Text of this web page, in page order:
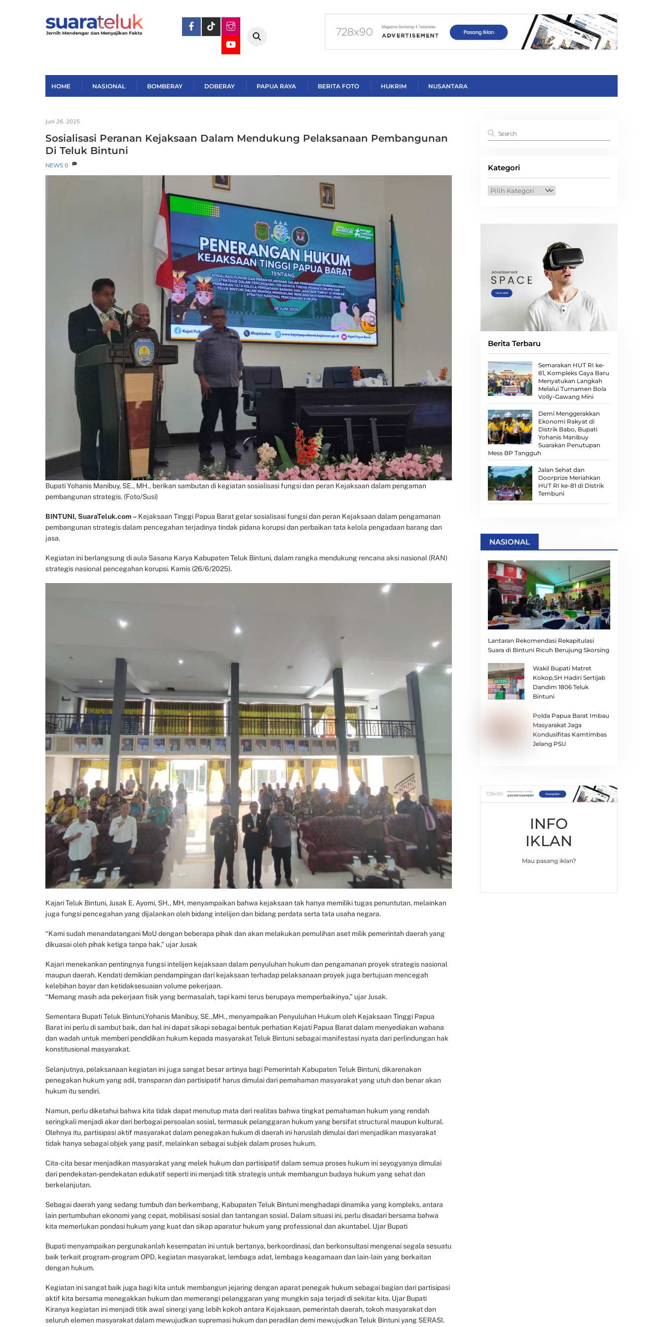
HOME NASIONAL BOMBERAY DOBERAY PAPUA RAYA BERITA FOTO HUKRIM NUSANTARA
Juni 26, 2025
Sosialisasi Peranan Kejaksaan Dalam Mendukung Pelaksanaan Pembangunan
Di Teluk Bintuni
NEWS 0
Bupati Yohanis Manibuy, SE., MH., berikan sambutan di kegiatan sosialisasi fungsi dan peran Kejaksaan dalam pengaman
pembangunan strategis. (Foto/Susi)
BINTUNI, SuaraTeluk.com – Kejaksaan Tinggi Papua Barat gelar sosialisasi fungsi dan peran Kejaksaan dalam pengamanan
pembangunan strategis dalam pencegahan terjadinya tindak pidana korupsi dan perbaikan tata kelola pengadaan barang dan
jasa.
Kegiatan ini berlangsung di aula Sasana Karya Kabupaten Teluk Bintuni, dalam rangka mendukung rencana aksi nasional (RAN)
strategis nasional pencegahan korupsi. Kamis (26/6/2025).
Kajari Teluk Bintuni, Jusak E. Ayomi, SH., MH, menyampaikan bahwa kejaksaan tak hanya memiliki tugas penuntutan, melainkan
juga fungsi pencegahan yang dijalankan oleh bidang intelijen dan bidang perdata serta tata usaha negara.
“Kami sudah menandatangani MoU dengan beberapa pihak dan akan melakukan pemulihan aset milik pemerintah daerah yang
dikuasai oleh pihak ketiga tanpa hak,” ujar Jusak
Kajari menekankan pentingnya fungsi intelijen kejaksaan dalam penyuluhan hukum dan pengamanan proyek strategis nasional
maupun daerah. Kendati demikian pendampingan dari kejaksaan terhadap pelaksanaan proyek juga bertujuan mencegah
kelebihan bayar dan ketidaksesuaian volume pekerjaan.
“Memang masih ada pekerjaan fisik yang bermasalah, tapi kami terus berupaya memperbaikinya,” ujar Jusak.
Sementara Bupati Teluk Bintuni,Yohanis Manibuy, SE.,MH., menyampaikan Penyuluhan Hukum oleh Kejaksaan Tinggi Papua
Barat ini perlu di sambut baik, dan hal ini dapat sikapi sebagai bentuk perhatian Kejati Papua Barat dalam menyediakan wahana
dan wadah untuk memberi pendidikan hukum kepada masyarakat Teluk Bintuni sebagai manifestasi nyata dari perlindungan hak
konstitusional masyarakat.
Selanjutnya, pelaksanaan kegiatan ini juga sangat besar artinya bagi Pemerintah Kabupaten Teluk Bintuni, dikarenakan
penegakan hukum yang adil, transparan dan partisipatif harus dimulai dari pemahaman masyarakat yang utuh dan benar akan
hukum itu sendiri.
Namun, perlu diketahui bahwa kita tidak dapat menutup mata dari realitas bahwa tingkat pemahaman hukum yang rendah
seringkali menjadi akar dari berbagai persoalan sosial, termasuk pelanggaran hukum yang bersifat structural maupun kultural.
Olehnya itu, partisipasi aktif masyarakat dalam penegakan hukum di daerah ini haruslah dimulai dari menjadikan masyarakat
tidak hanya sebagai objek yang pasif, melainkan sebagai subjek dalam proses hukum.
Cita-cita besar menjadikan masyarakat yang melek hukum dan partisipatif dalam semua proses hukum ini seyogyanya dimulai
dari pendekatan-pendekatan edukatif seperti ini menjadi titik strategis untuk membangun budaya hukum yang sehat dan
berkelanjutan.
Sebagai daerah yang sedang tumbuh dan berkembang, Kabupaten Teluk Bintuni menghadapi dinamika yang kompleks, antara
lain pertumbuhan ekonomi yang cepat, mobilisasi sosial dan tantangan sosial. Dalam situasi ini, perlu disadari bersama bahwa
kita memerlukan pondasi hukum yang kuat dan sikap aparatur hukum yang professional dan akuntabel. Ujar Bupati
Bupati menyampaikan pergunakanlah kesempatan ini untuk bertanya, berkoordinasi, dan berkonsultasi mengenai segala sesuatu
baik terkait program-program OPD, kegiatan masyarakat, lembaga adat, lembaga keagamaan dan lain-lain yang berkaitan
dengan hukum.
Kegiatan ini sangat baik juga bagi kita untuk membangun jejaring dengan aparat penegak hukum sebagai bagian dari partisipasi
aktif kita bersama menegakkan hukum dan memerangi pelanggaran yang mungkin saja terjadi di sekitar kita. Ujar Bupati
Kiranya kegiatan ini menjadi titik awal sinergi yang lebih kokoh antara Kejaksaan, pemerintah daerah, tokoh masyarakat dan
seluruh elemen masyarakat dalam mewujudkan supremasi hukum dan peradilan demi mewujudkan Teluk Bintuni yang SERASI.
Kategori
Kategori
Berita Terbaru
Semarakan HUT RI ke-
81, Kompleks Gaya Baru
Menyatukan Langkah
Melalui Turnamen Bola
Volly-Gawang Mini
Demi Menggerakkan
Ekonomi Rakyat di
Distrik Babo, Bupati
Yohanis Manibuy
Suarakan Penutupan
Mess BP Tangguh
Jalan Sehat dan
Doorprize Meriahkan
HUT RI ke-81 di Distrik
Tembuni
NASIONAL
Lantaran Rekomendasi Rekapitulasi
Suara di Bintuni Ricuh Berujung Skorsing
Wakil Bupati Matret
Kokop,SH Hadiri Sertijab
Dandim 1806 Teluk
Bintuni
Polda Papua Barat Imbau
Masyarakat Jaga
Kondusifitas Kamtimbas
Jelang PSU
INFO
IKLAN
Mau pasang iklan?